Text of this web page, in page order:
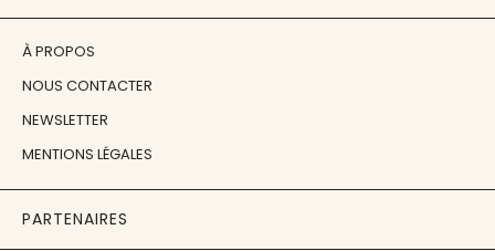
À PROPOS
NOUS CONTACTER
NEWSLETTER
MENTIONS LÉGALES
PARTENAIRES